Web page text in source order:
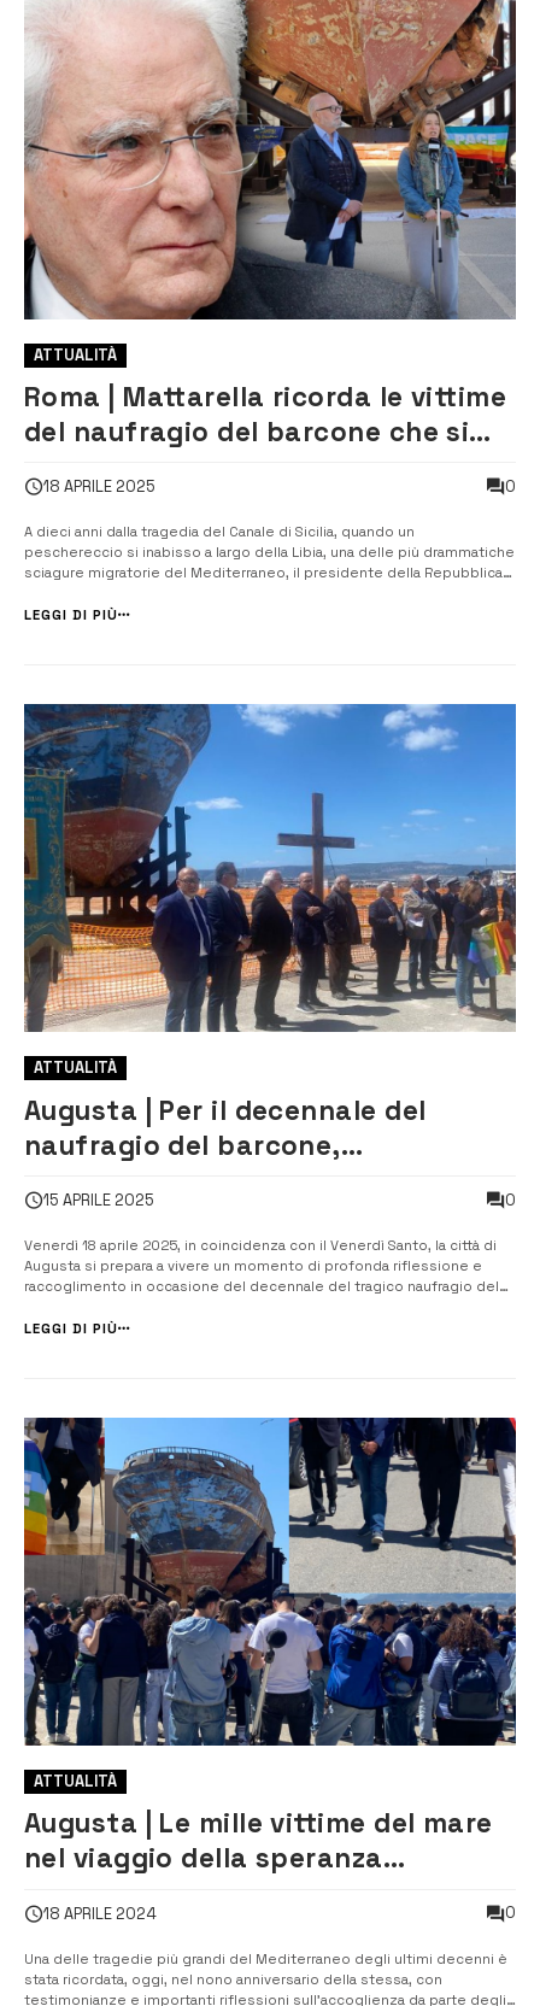
ATTUALITÀ
Roma | Mattarella ricorda le vittime
del naufragio del barcone che si
18 APRILE 2025 0
A dieci anni dalla tragedia del Canale di Sicilia, quando un
peschereccio si inabisso a largo della Libia, una delle più drammatiche
sciagure migratorie del Mediterraneo, il presidente della Repubblica
dichiarazione ufficiale, rinnovando un appello all’umanità e alla
LEGGI DI PIÙ
ATTUALITÀ
Augusta | Per il decennale del
naufragio del barcone,
15 APRILE 2025 0
Venerdì 18 aprile 2025, in coincidenza con il Venerdì Santo, la città di
Augusta si prepara a vivere un momento di profonda riflessione e
raccoglimento in occasione del decennale del tragico naufragio del
sovraccarico con a bordo oltre 1.000 migranti si inabissò nelle acque
LEGGI DI PIÙ
ATTUALITÀ
Augusta | Le mille vittime del mare
nel viaggio della speranza
18 APRILE 2024 0
Una delle tragedie più grandi del Mediterraneo degli ultimi decenni è
stata ricordata, oggi, nel nono anniversario della stessa, con
testimonianze e importanti riflessioni sull’accoglienza da parte degli